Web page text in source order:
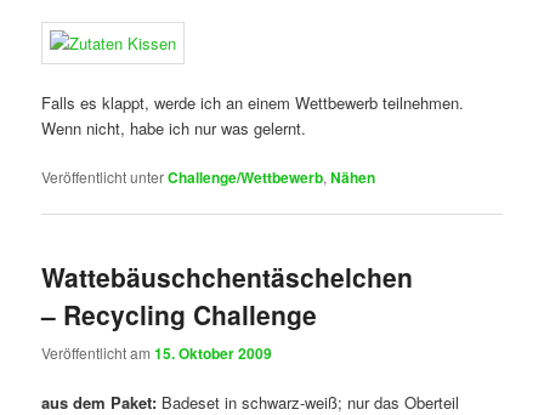
Falls es klappt, werde ich an einem Wettbewerb teilnehmen.
Wenn nicht, habe ich nur was gelernt.
Veröffentlicht unterChallenge/Wettbewerb,Nähen
Wattebäuschchentäschelchen
– Recycling Challenge
Veröffentlicht am15. Oktober 2009
aus dem Paket: Badeset in schwarz-weiß; nur das Oberteil